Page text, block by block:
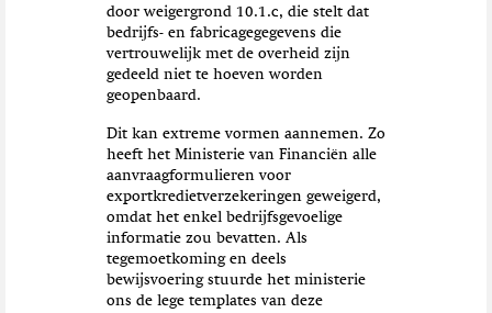
door weigergrond 10.1.c, die stelt dat
bedrijfs- en fabricagegegevens die
vertrouwelijk met de overheid zijn
gedeeld niet te hoeven worden
geopenbaard.
Dit kan extreme vormen aannemen. Zo
heeft het Ministerie van Financiën alle
aanvraagformulieren voor
exportkredietverzekeringen geweigerd,
omdat het enkel bedrijfsgevoelige
informatie zou bevatten. Als
tegemoetkoming en deels
bewijsvoering stuurde het ministerie
ons de lege templates van deze